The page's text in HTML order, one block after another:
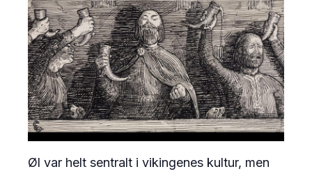
Øl var helt sentralt i vikingenes kultur, men